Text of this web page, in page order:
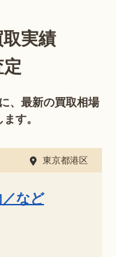
実績
、最新の買取相場
す。
東京都港区
など